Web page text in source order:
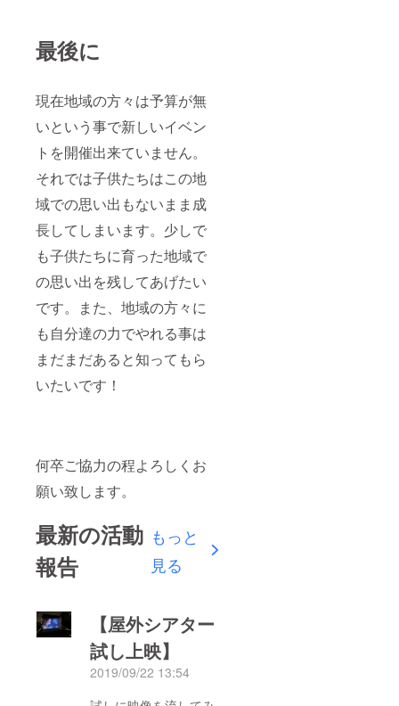
最後に
現在地域の方々は予算が無
いという事で新しいイベン
トを開催出来ていません。
それでは子供たちはこの地
域での思い出もないまま成
長してしまいます。少しで
も子供たちに育った地域で
の思い出を残してあげたい
です。また、地域の方々に
も自分達の力でやれる事は
まだまだあると知ってもら
いたいです！
何卒ご協力の程よろしくお
願い致します。
最新の活動
報告
もっと
見る
【屋外シアター
試し上映】
2019/09/22 13:54